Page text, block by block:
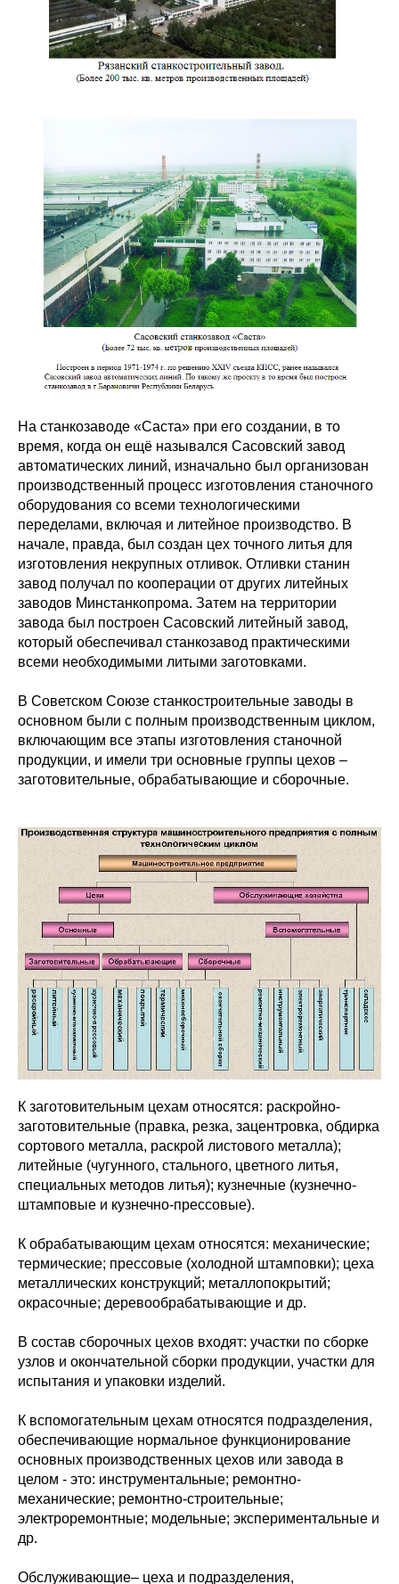
На станкозаводе «Саста» при его создании, в то
время, когда он ещё назывался Сасовский завод
автоматических линий, изначально был организован
производственный процесс изготовления станочного
оборудования со всеми технологическими
переделами, включая и литейное производство. В
начале, правда, был создан цех точного литья для
изготовления некрупных отливок. Отливки станин
завод получал по кооперации от других литейных
заводов Минстанкопрома. Затем на территории
завода был построен Сасовский литейный завод,
который обеспечивал станкозавод практическими
всеми необходимыми литыми заготовками.
В Советском Союзе станкостроительные заводы в
основном были с полным производственным циклом,
включающим все этапы изготовления станочной
продукции, и имели три основные группы цехов –
заготовительные, обрабатывающие и сборочные.
К заготовительным цехам относятся: раскройно-
заготовительные (правка, резка, зацентровка, обдирка
сортового металла, раскрой листового металла);
литейные (чугунного, стального, цветного литья,
специальных методов литья); кузнечные (кузнечно-
штамповые и кузнечно-прессовые).
К обрабатывающим цехам относятся: механические;
термические; прессовые (холодной штамповки); цеха
металлических конструкций; металлопокрытий;
окрасочные; деревообрабатывающие и др.
В состав сборочных цехов входят: участки по сборке
узлов и окончательной сборки продукции, участки для
испытания и упаковки изделий.
К вспомогательным цехам относятся подразделения,
обеспечивающие нормальное функционирование
основных производственных цехов или завода в
целом - это: инструментальные; ремонтно-
механические; ремонтно-строительные;
электроремонтные; модельные; экспериментальные и
др.
Обслуживающие– цеха и подразделения,